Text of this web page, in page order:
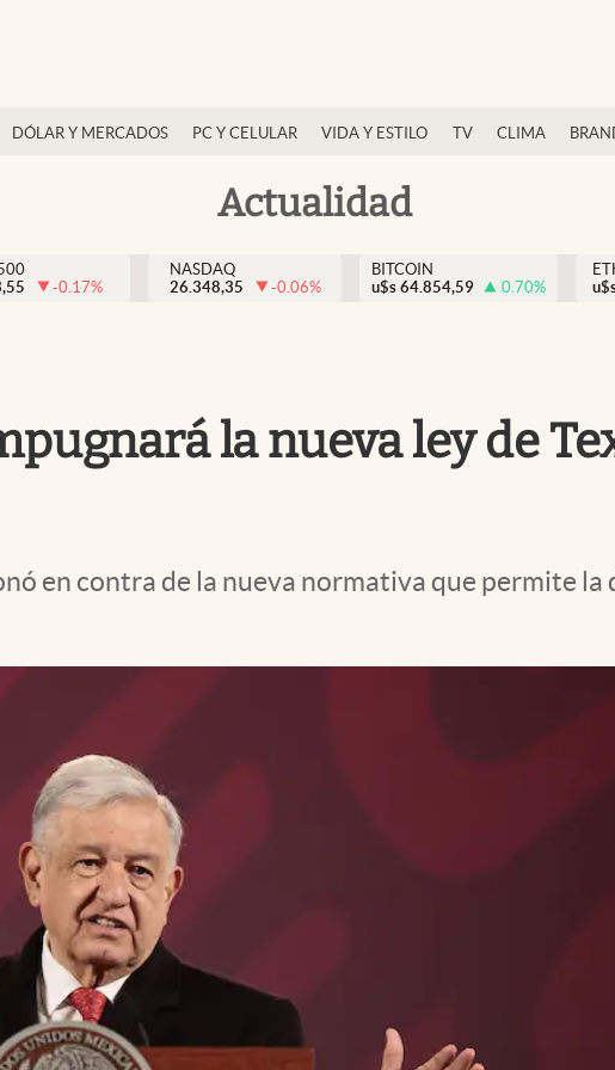
DÓLAR Y MERCADOS PC Y CELULAR VIDA Y ESTILO TV CLIMA
Actualidad
-0.17%
NASDAQ
26.348,35
-0.06%
BITCOIN
u$s 64.854,59 0.70%
la nueva ley de
en contra de la nueva normativa que permite